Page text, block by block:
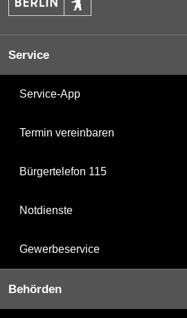
Service
Service-App
Termin vereinbaren
Bürgertelefon 115
Notdienste
Gewerbeservice
Behörden